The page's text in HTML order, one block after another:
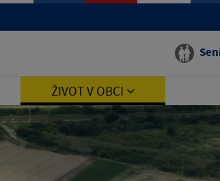
ŽIVOT V OBCI